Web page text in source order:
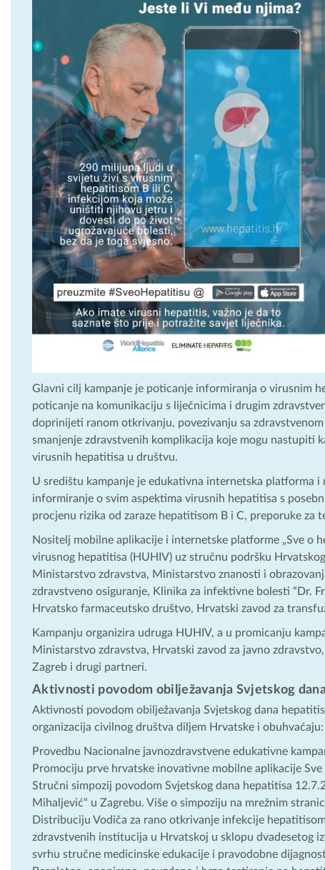
Glavni cilj kampanje je poticanje informiranja o virusnim
poticanje na komunikaciju s liječnicima i drugim
doprinijeti ranom otkrivanju, povezivanju sa
smanjenje zdravstvenih komplikacija koje mogu nastupiti
virusnih hepatitisa u društvu.
U središtu kampanje je edukativna internetska platforma i
informiranje o svim aspektima virusnih hepatitisa s
procjenu rizika od zaraze hepatitisom B i C, preporuke
Nositelj mobilne aplikacije i internetske platforme „Sve o
virusnog hepatitisa (HUHIV) uz stručnu podršku
Ministarstvo zdravstva, Ministarstvo znanosti i
zdravstveno osiguranje, Klinika za infektivne bolesti “Dr.
Hrvatsko farmaceutsko društvo, Hrvatski zavod za
Kampanju organizira udruga HUHIV, a u promicanju
Ministarstvo zdravstva, Hrvatski zavod za javno
Zagreb i drugi partneri.
Aktivnosti povodom obilježavanja Svjetskog
Aktivnosti povodom obilježavanja Svjetskog dana
organizacija civilnog društva diljem Hrvatske i obuhvaćaju:
Provedbu Nacionalne javnozdravstvene edukativne
Promociju prve hrvatske inovativne mobilne aplikacije
Stručni simpozij povodom Svjetskog dana hepatitisa
Mihaljević“ u Zagrebu. Više o simpoziju na mrežnim
Distribuciju Vodiča za rano otkrivanje infekcije
zdravstvenih institucija u Hrvatskoj u sklopu dvadesetog
svrhu stručne medicinske edukacije i pravodobne